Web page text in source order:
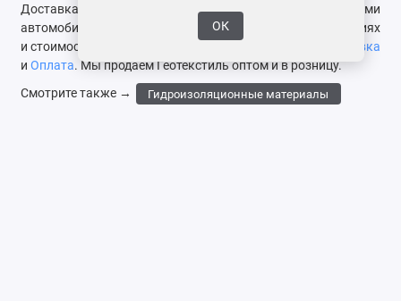
Доставка по Москве и области осуществляется различными
автомобилями. Подробную информацию об услуге, условиях
и стоимости можно посмотреть на этой страницах
Доставка
и Оплата. Мы продаем Геотекстиль оптом и в розницу.
Смотрите также →
Гидроизоляционные материалы
ОК